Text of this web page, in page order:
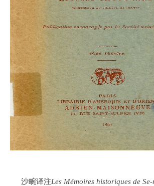
沙畹译注Les Mémoires historiques de Se-